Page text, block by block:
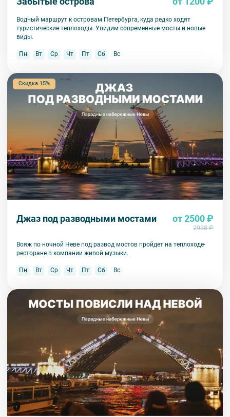
Водный маршрут к островам Петербурга, куда редко ходят
туристические теплоходы. Увидим современные мосты и новые
виды.
Пн Вт Ср Чт Пт Сб Вс
Скидка 15%
Джаз под разводными мостами от 2500 ₽
2938 ₽
Вояж по ночной Неве под развод мостов пройдет на теплоходе-
ресторане в компании живой музыки.
Пн Вт Ср Чт Пт Сб Вс